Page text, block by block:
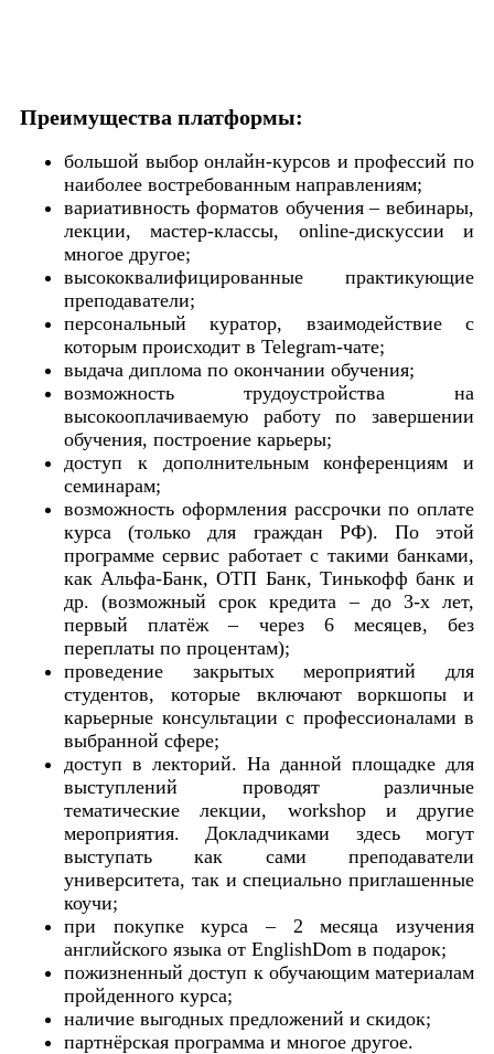
Преимущества платформы:
большой выбор онлайн-курсов и профессий по
наиболее востребованным направлениям;
вариативность форматов обучения – вебинары,
лекции, мастер-классы, online-дискуссии и
многое другое;
высококвалифицированные практикующие
преподаватели;
персональный куратор, взаимодействие с
которым происходит в Telegram-чате;
выдача диплома по окончании обучения;
возможность трудоустройства на
высокооплачиваемую работу по завершении
обучения, построение карьеры;
доступ к дополнительным конференциям и
семинарам;
возможность оформления рассрочки по оплате
курса (только для граждан РФ). По этой
программе сервис работает с такими банками,
как Альфа-Банк, ОТП Банк, Тинькофф банк и
др. (возможный срок кредита – до 3-х лет,
первый платёж – через 6 месяцев, без
переплаты по процентам);
проведение закрытых мероприятий для
студентов, которые включают воркшопы и
карьерные консультации с профессионалами в
выбранной сфере;
доступ в лекторий. На данной площадке для
выступлений проводят различные
тематические лекции, workshop и другие
мероприятия. Докладчиками здесь могут
выступать как сами преподаватели
университета, так и специально приглашенные
коучи;
при покупке курса – 2 месяца изучения
английского языка от EnglishDom в подарок;
пожизненный доступ к обучающим материалам
пройденного курса;
наличие выгодных предложений и скидок;
партнёрская программа и многое другое.